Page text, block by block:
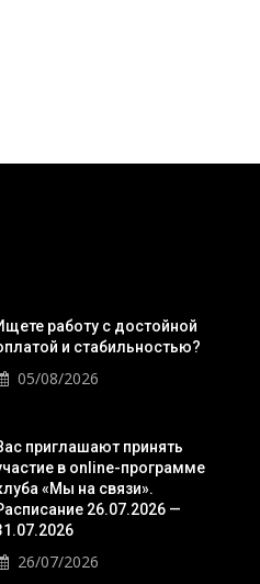
работу с достойной
и стабильностью?
05/08/2026
приглашают принять
в online-программе
«Мы на связи».
26.07.2026 —
26/07/2026